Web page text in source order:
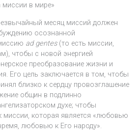
в мире»
месяц миссий должен
осознанной
ad gentes(то есть миссии,
чтобы с новой энергией
преобразование жизни и
Его цель заключается в том, чтобы
близко к сердцу провозглашение
общин в подлинно
духе; чтобы
миссии, которая является «любовью
любовью к Его народу».